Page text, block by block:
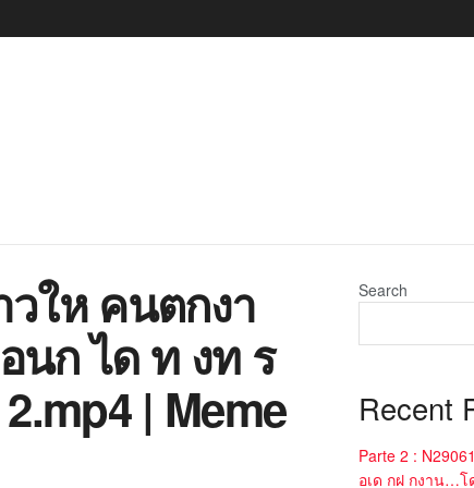
วให คนตกงา
นก ได ท งท ร
| Meme
Search
Recent
Parte 2 :
อเด กฝ กงาน…โ